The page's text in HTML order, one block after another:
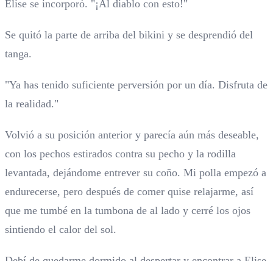
Elise se incorporó. "¡Al diablo con esto!"
Se quitó la parte de arriba del bikini y se desprendió del
tanga.
"Ya has tenido suficiente perversión por un día. Disfruta de
la realidad."
Volvió a su posición anterior y parecía aún más deseable,
con los pechos estirados contra su pecho y la rodilla
levantada, dejándome entrever su coño. Mi polla empezó a
endurecerse, pero después de comer quise relajarme, así
que me tumbé en la tumbona de al lado y cerré los ojos
sintiendo el calor del sol.